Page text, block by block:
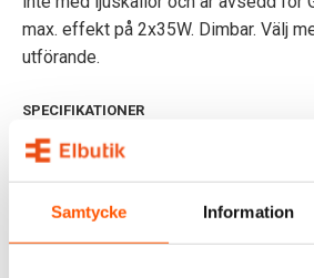
Samtycke Information
max. effekt på 2x35W. Dimbar. Välj
utförande.
SPECIFIKATIONER
OMDÖMEN
FRÅGOR & SVAR